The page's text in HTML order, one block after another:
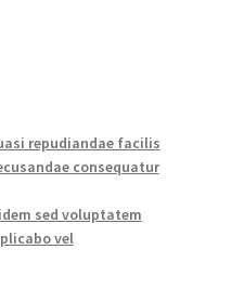
repudiandae facilis
consequatur
sed voluptatem
vel